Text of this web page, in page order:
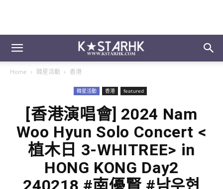
Home 韓星活動 香港
韓星活動 香港 featured
[香港演唱會] 2024 Nam
Woo Hyun Solo Concert <
植木日 3-WHITREE> in
HONG KONG Day2